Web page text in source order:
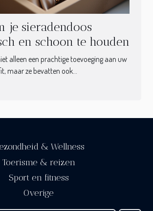
je sieradendoos
en schoon te houden
alleen een prachtige toevoeging aan uw
maar ze bevatten ook...
& Wellness
Toerisme & reizen
Sport en fitness
Overige